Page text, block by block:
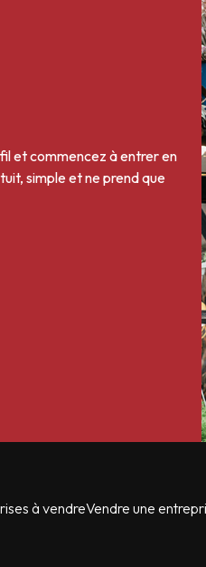
et commencez à entrer en
simple et ne prend que
à vendreVendre une